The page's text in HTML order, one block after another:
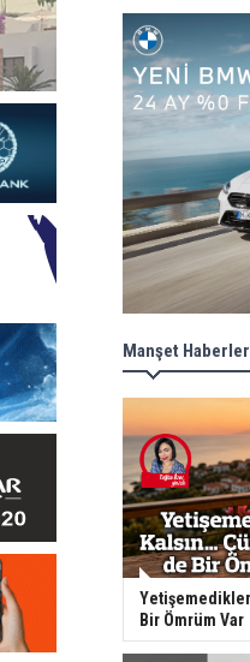
Manşet
Bir Ömrüm Var